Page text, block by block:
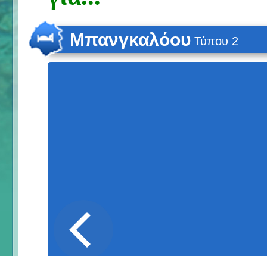
Μπανγκαλόου Τύπου 2